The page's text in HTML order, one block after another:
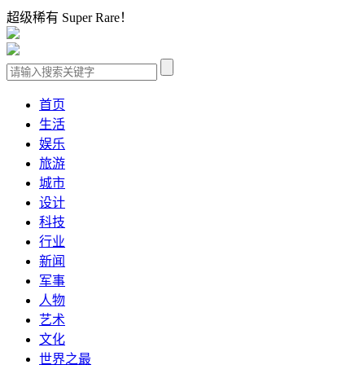
超级稀有 Super Rare！
首页
生活
娱乐
旅游
城市
设计
科技
行业
新闻
军事
人物
艺术
文化
世界之最